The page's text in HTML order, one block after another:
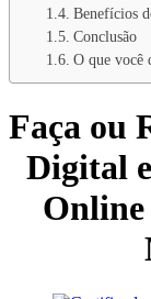
Benefícios
Conclusão
O que você
Faça ou
Digital
Online